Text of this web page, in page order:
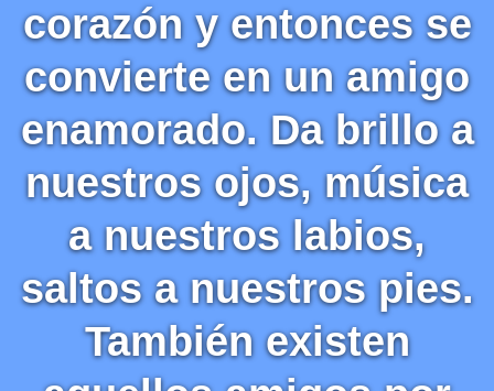
corazón y entonces se
convierte en un amigo
enamorado. Da brillo a
nuestros ojos, música
a nuestros labios,
saltos a nuestros pies.
También existen